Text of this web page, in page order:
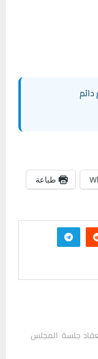
طباعة
جلسة المجلس